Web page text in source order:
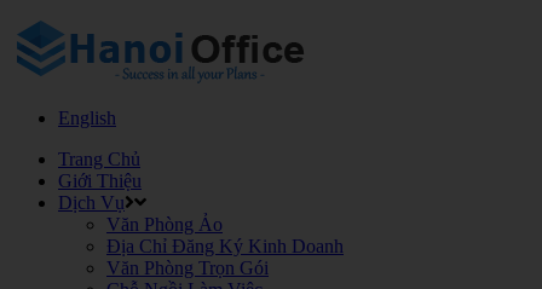
English
Trang Chủ
Giới Thiệu
Dịch Vụ
Văn Phòng Ảo
Địa Chỉ Đăng Ký Kinh Doanh
Văn Phòng Trọn Gói